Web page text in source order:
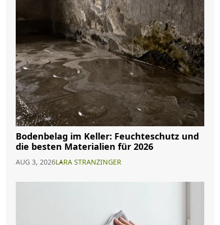
Bodenbelag im Keller: Feuchteschutz und
die besten Materialien für 2026
AUG 3, 2026LARA STRANZINGER